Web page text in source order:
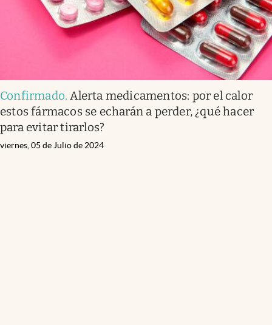
Confirmado.Alerta medicamentos: por el calor
estos fármacos se echarán a perder, ¿qué hacer
para evitar tirarlos?
viernes, 05 de Julio de 2024